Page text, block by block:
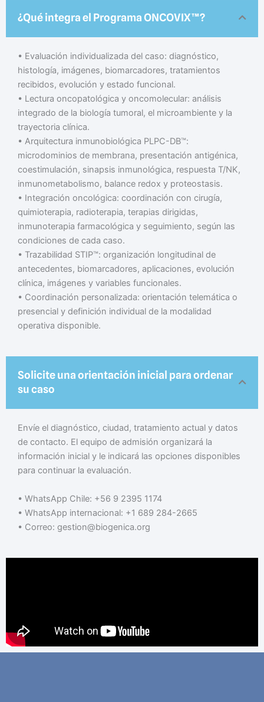
¿Qué integra el Programa ONCOVIX™?
• Evaluación individualizada del caso: diagnóstico,
histología, imágenes, biomarcadores, tratamientos
recibidos, evolución y estado funcional.
• Lectura oncopatológica y oncomolecular: análisis
integrado de la biología tumoral, el microambiente y la
trayectoria clínica.
• Arquitectura inmunobiológica PLPC-DB™:
microdominios de membrana, presentación antigénica,
coestimulación, sinapsis inmunológica, respuesta T/NK,
inmunometabolismo, balance redox y proteostasis.
• Integración oncológica: coordinación con cirugía,
quimioterapia, radioterapia, terapias dirigidas,
inmunoterapia farmacológica y seguimiento, según las
condiciones de cada caso.
• Trazabilidad STIP™: organización longitudinal de
antecedentes, biomarcadores, aplicaciones, evolución
clínica, imágenes y variables funcionales.
• Coordinación personalizada: orientación telemática o
presencial y definición individual de la modalidad
operativa disponible.
Solicite una orientación inicial para ordenar
su caso
Envíe el diagnóstico, ciudad, tratamiento actual y datos
de contacto. El equipo de admisión organizará la
información inicial y le indicará las opciones disponibles
para continuar la evaluación.
• WhatsApp Chile: +56 9 2395 1174
• WhatsApp internacional: +1 689 284-2665
• Correo: gestion@biogenica.org